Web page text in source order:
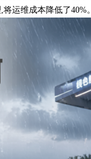
运维成本降低了40%